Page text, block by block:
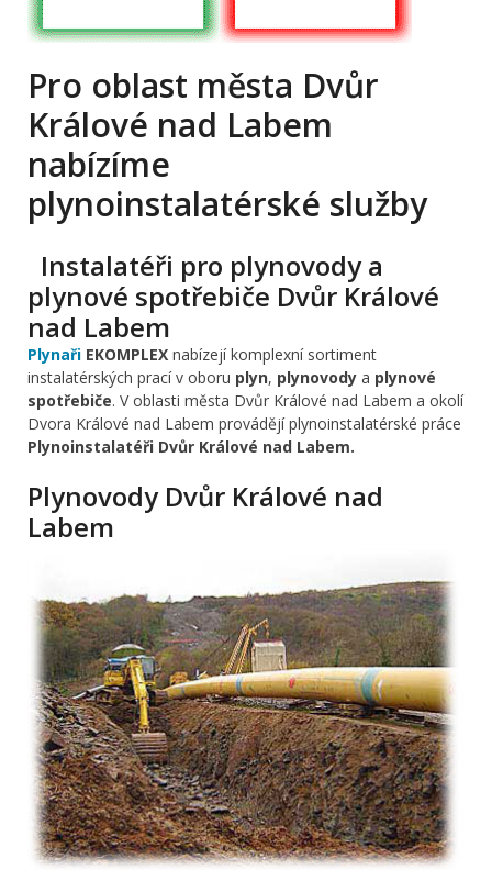
Pro oblast města Dvůr
Králové nad Labem
nabízíme
plynoinstalatérské služby
Instalatéři pro plynovody a
plynové spotřebiče Dvůr Králové
nad Labem
Plynaři EKOMPLEX nabízejí komplexní sortiment
instalatérských prací v oboru plyn, plynovody a plynové
spotřebiče. V oblasti města Dvůr Králové nad Labem a okolí
Dvora Králové nad Labem provádějí plynoinstalatérské práce
Plynoinstalatéři Dvůr Králové nad Labem.
Plynovody Dvůr Králové nad
Labem